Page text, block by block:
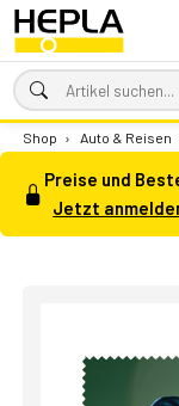
Shop › Auto & Reisen
Preise und
Jetzt